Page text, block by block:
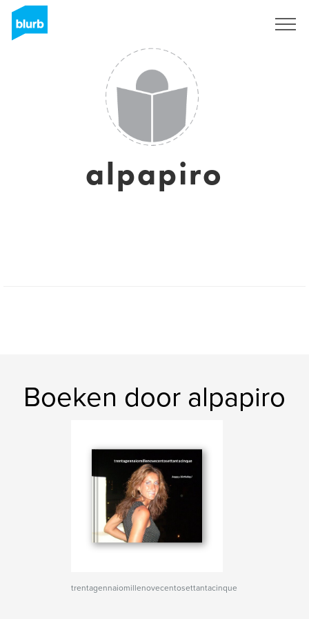
alpapiro
Boeken door alpapiro
trentagennaiomillenovecentosettantacinque